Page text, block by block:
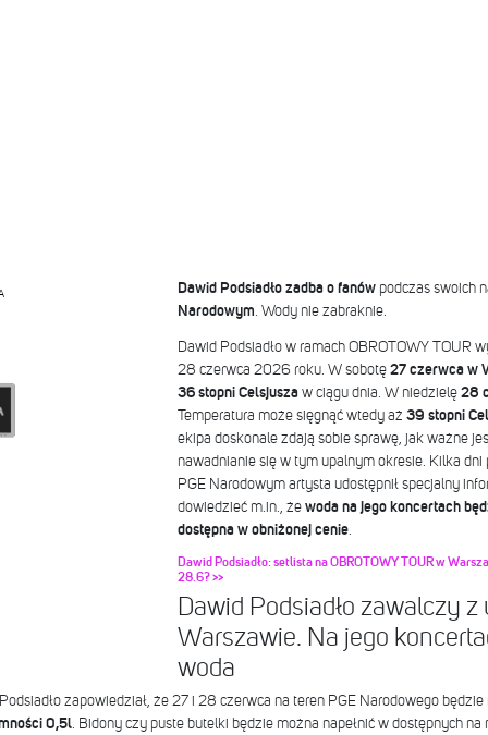
Dawid Podsiadło zadba o fanówpodczas swoich
Narodowym. Wody nie zabraknie.
Dawid Podsiadło w ramach OBROTOWY TOUR
28 czerwca 2026 roku. W sobotę 27 czerwca w
36 stopni Celsjuszaw ciągu dnia. W niedzielę 28
Temperatura może sięgnąć wtedy aż 39 stopni
ekipa doskonale zdają sobie sprawę, jak ważne
nawadnianie się w tym upalnym okresie. Kilka
PGE Narodowym artysta udostępnił specjalny
dowiedzieć m.in., że woda na jego koncertach
dostępna w obniżonej cenie.
Dawid Podsiadło: setlista na OBROTOWY TOUR w
28.6? >>
Dawid Podsiadło zawalczy z
Warszawie. Na jego
woda
zapowiedział, że 27 i 28 czerwca na teren PGE Narodowego będzie
0,5l. Bidony czy puste butelki będzie można napełnić w dostępnych na